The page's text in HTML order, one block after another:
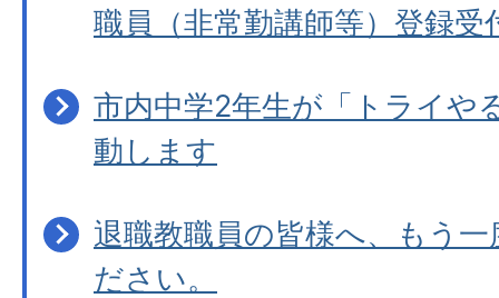
職員（非常勤講師等）登録受
市内中学2年生が「トライや
動します
退職教職員の皆様へ、もう
ださい。